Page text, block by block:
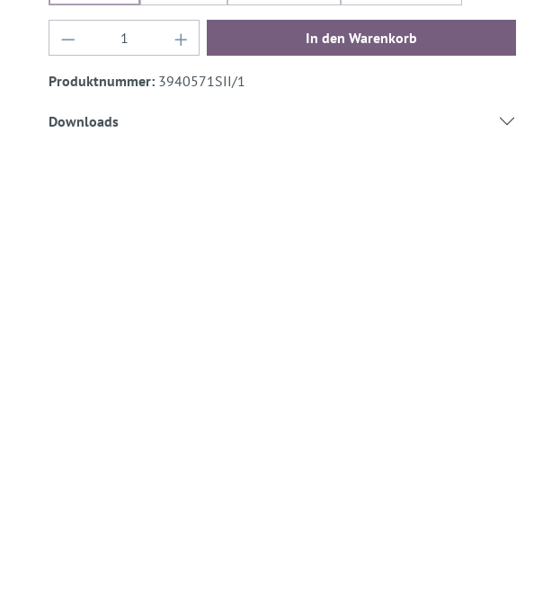
Produkt Anzahl: Gib den gewünschten Wert ein
In den Warenkorb
Produktnummer: 3940571SII/1
Downloads